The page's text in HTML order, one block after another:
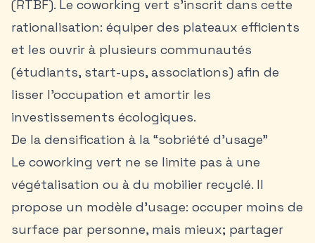
(RTBF). Le coworking vert s’inscrit dans cette
rationalisation: équiper des plateaux efficients
et les ouvrir à plusieurs communautés
(étudiants, start-ups, associations) afin de
lisser l’occupation et amortir les
investissements écologiques.
De la densification à la “sobriété d’usage”
Le coworking vert ne se limite pas à une
végétalisation ou à du mobilier recyclé. Il
propose un modèle d’usage: occuper moins de
surface par personne, mais mieux; partager